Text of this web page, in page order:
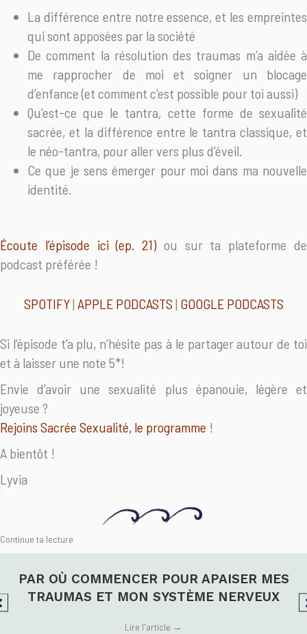
La différence entre notre essence, et les empreintes
qui sont apposées par la société
De comment la résolution des traumas m’a aidée à
me rapprocher de moi et soigner un blocage
d’enfance (et comment c’est possible pour toi aussi)
Qu’est-ce que le tantra, cette forme de sexualité
sacrée, et la différence entre le tantra classique, et
le néo-tantra, pour aller vers plus d’éveil.
Ce que je sens émerger pour moi dans ma nouvelle
identité.
Écoute l’épisode ici (ep. 21)ou sur ta plateforme de
podcast préférée !
SPOTIFY| APPLE PODCASTS | GOOGLE PODCASTS
Si l’épisode t’a plu, n’hésite pas à le partager autour de toi
et à laisser une note 5*!
Envie d’avoir une sexualité plus épanouie, légère et
joyeuse ?
Rejoins Sacrée Sexualité, le programme !
A bientôt !
Lyvia
Continue ta lecture
PAR OÙ COMMENCER POUR APAISER MES
TRAUMAS ET MON SYSTÈME NERVEUX
Lire l'article →